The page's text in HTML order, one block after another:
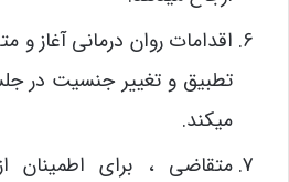
اقدامات روان درمانی آغاز و
تطبیق و تغییر جنسیت در
میکند.
متقاضی ، برای اطمینان